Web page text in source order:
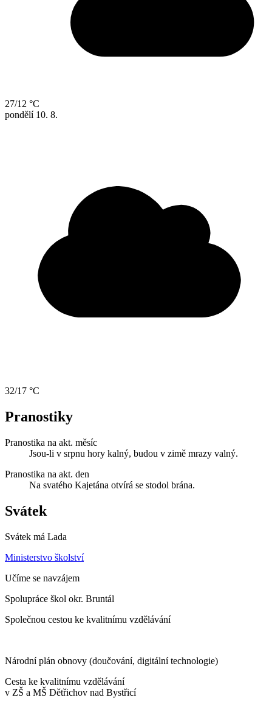
27/12 °C
pondělí 10. 8.
32/17 °C
Pranostiky
Pranostika na akt. měsíc
Jsou-li v srpnu hory kalný, budou v zimě mrazy valný.
Pranostika na akt. den
Na svatého Kajetána otvírá se stodol brána.
Svátek
Svátek má Lada
Ministerstvo školství
Učíme se navzájem
Spolupráce škol okr. Bruntál
Společnou cestou ke kvalitnímu vzdělávání
Národní plán obnovy (doučování, digitální technologie)
Cesta ke kvalitnímu vzdělávání
v ZŠ a MŠ Dětřichov nad Bystřicí